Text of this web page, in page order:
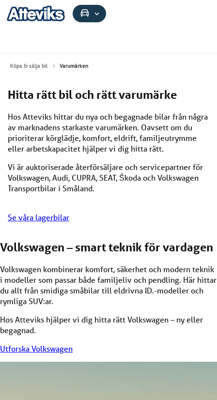
Köpa & sälja bil Varumärken
Hitta rätt bil och rätt varumärke
Hos Atteviks hittar du nya och begagnade bilar från några
av marknadens starkaste varumärken. Oavsett om du
prioriterar körglädje, komfort, eldrift, familjeutrymme
eller arbetskapacitet hjälper vi dig hitta rätt.
Vi är auktoriserade återförsäljare och servicepartner för
Volkswagen, Audi, CUPRA, SEAT, Škoda och Volkswagen
Transportbilar i Småland.
Se våra lagerbilar
Volkswagen – smart teknik för vardagen
Volkswagen kombinerar komfort, säkerhet och modern teknik
i modeller som passar både familjeliv och pendling. Här hittar
du allt från smidiga småbilar till eldrivna ID.-modeller och
rymliga SUV:ar.
Hos Atteviks hjälper vi dig hitta rätt Volkswagen – ny eller
begagnad.
Utforska Volkswagen